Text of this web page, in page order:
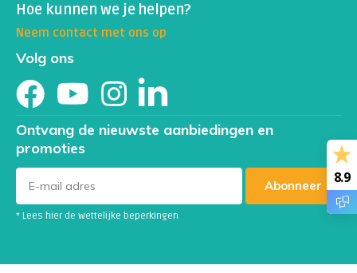
Hoe kunnen we je helpen?
Neem contact met ons op
Volg ons
Ontvang de nieuwste aanbiedingen en
promoties
Abonneer
* Lees hier de wettelijke beperkingen
8.9